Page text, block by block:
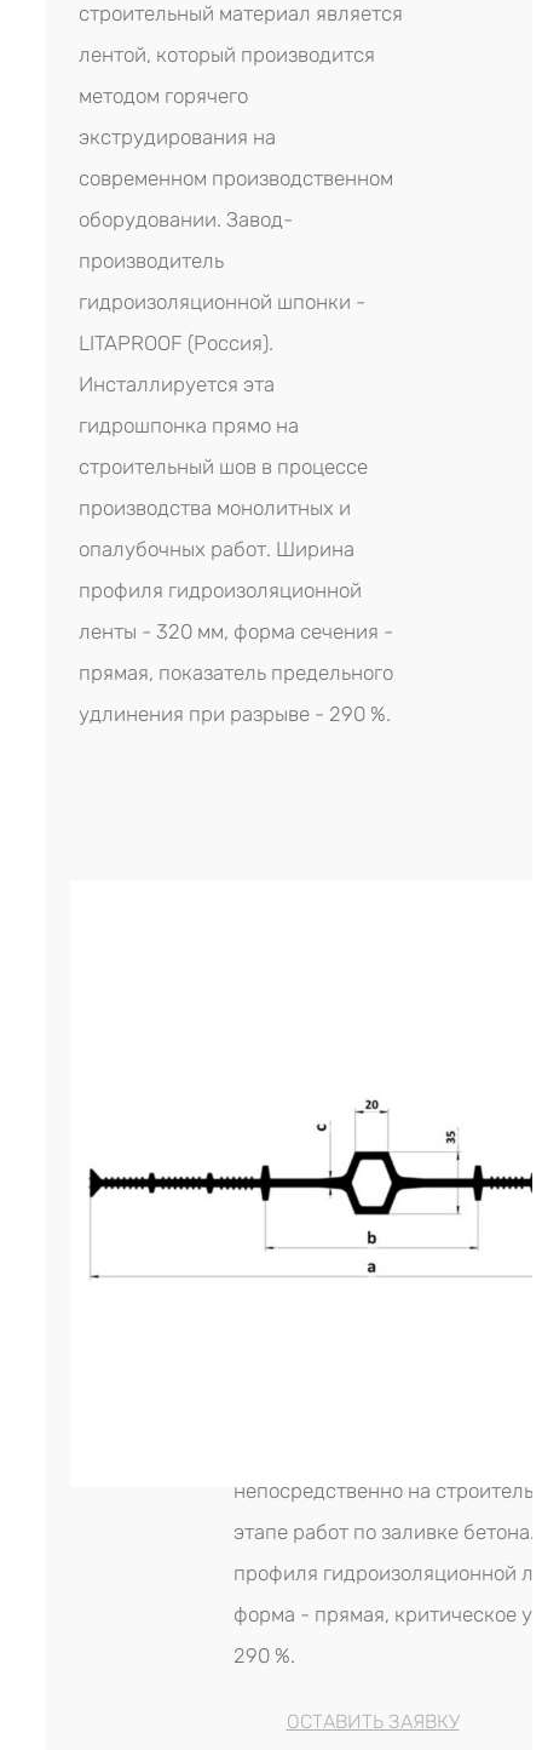
строительный материал является
лентой, который производится
методом горячего
экструдирования на
современном производственном
оборудовании. Завод-
производитель
гидроизоляционной шпонки -
LITAPROOF (Россия).
Инсталлируется эта
гидрошпонка прямо на
строительный шов в процессе
производства монолитных и
опалубочных работ. Ширина
профиля гидроизоляционной
ленты - 320 мм, форма сечения -
прямая, показатель предельного
удлинения при разрыве - 290 %.
внутренних температурных
швов в конструкциях
промышленного назначения.
строительный материал
эластичной лентой, который
непосредственно на
этапе работ по заливке
профиля гидроизоляционной
форма - прямая, критическое
290 %.
ОСТАВИТЬ ЗАЯВКУ